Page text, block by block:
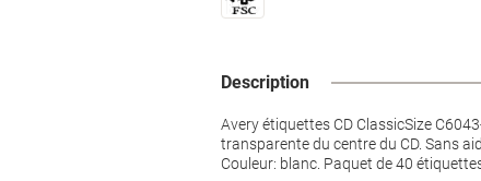
Description
Avery étiquettes CD ClassicSize
transparente du centre du CD. Sans
Couleur: blanc. Paquet de 40